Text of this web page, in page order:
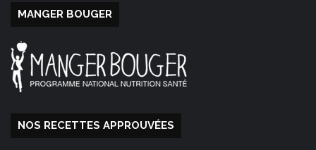
MANGER BOUGER
NOS RECETTES APPROUVÉES